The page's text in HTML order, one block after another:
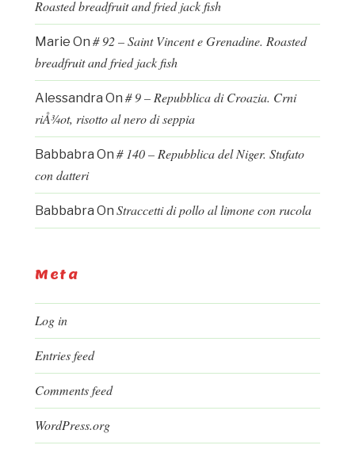
Roasted breadfruit and fried jack fish
Marie On # 92 – Saint Vincent e Grenadine. Roasted
breadfruit and fried jack fish
Alessandra On # 9 – Repubblica di Croazia. Crni
riÅ¾ot, risotto al nero di seppia
Babbabra On # 140 – Repubblica del Niger. Stufato
con datteri
Babbabra On Straccetti di pollo al limone con rucola
Meta
Log in
Entries feed
Comments feed
WordPress.org